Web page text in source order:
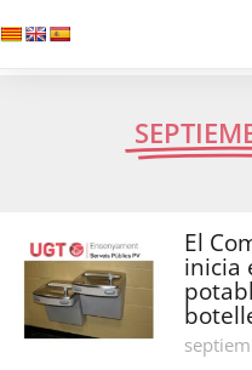
El
inicia